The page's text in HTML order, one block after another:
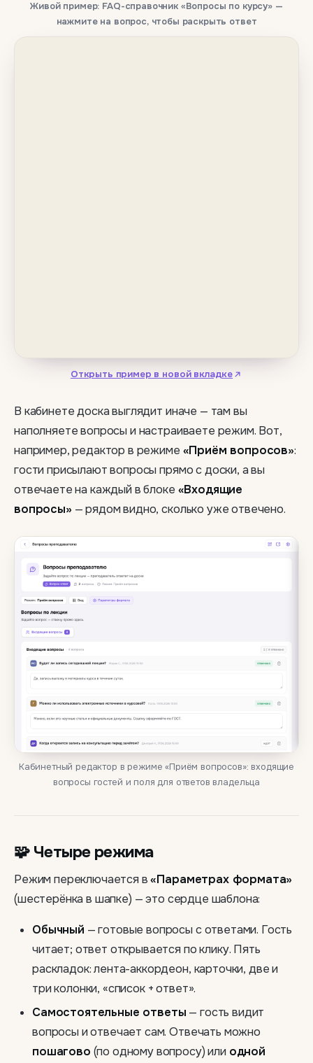
Живой пример: FAQ-справочник «Вопросы по курсу» —
нажмите на вопрос, чтобы раскрыть ответ
Открыть пример в новой вкладке
В кабинете доска выглядит иначе — там вы
наполняете вопросы и настраиваете режим. Вот,
например, редактор в режиме «Приём вопросов»:
гости присылают вопросы прямо с доски, а вы
отвечаете на каждый в блоке «Входящие
вопросы» — рядом видно, сколько уже отвечено.
Кабинетный редактор в режиме «Приём вопросов»: входящие
вопросы гостей и поля для ответов владельца
🧩 Четыре режима
Режим переключается в«Параметрах формата»
(шестерёнка в шапке) — это сердце шаблона:
Обычный — готовые вопросы с ответами. Гость
читает; ответ открывается по клику. Пять
раскладок: лента-аккордеон, карточки, две и
три колонки, «список + ответ».
Самостоятельные ответы — гость видит
вопросы и отвечает сам. Отвечать можно
пошагово (по одному вопросу) или одной